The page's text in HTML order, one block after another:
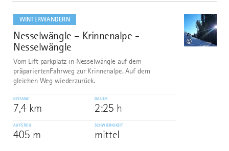
WINTERWANDERN
8
Nesselwängle – Krinnenalpe -
Nesselwängle
©
Vom Lift parkplatz in Nesselwängle auf dem
präpariertenFahrweg zur Krinnenalpe. Auf dem
gleichen Weg wiederzurück.
DISTANZ
7,4 km
DAUER
2:25 h
AUFSTIEG
405 m
SCHWIERIGKEIT
mittel
dazu